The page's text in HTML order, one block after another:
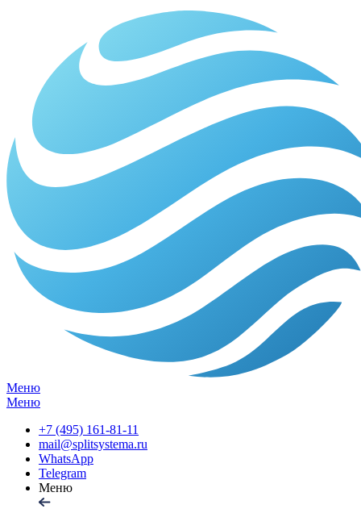
Меню
Меню
+7 (495) 161-81-11
mail@splitsystema.ru
WhatsApp
Telegram
Меню